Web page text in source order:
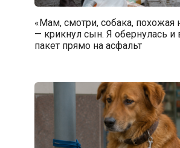
«Мам, смотри, собака, похожая
— крикнул сын. Я обернулась и
пакет прямо на асфальт